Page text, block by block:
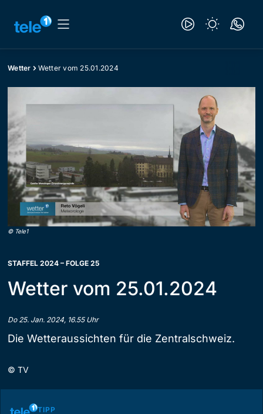
Wetter Wetter vom 25.01.2024
© Tele1
STAFFEL 2024 – FOLGE 25
Wetter vom 25.01.2024
Do 25. Jan. 2024, 16.55 Uhr
Die Wetteraussichten für die Zentralschweiz.
© TV
TIPP